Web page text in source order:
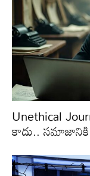
Unethical
కాదు.. సమాజానికి